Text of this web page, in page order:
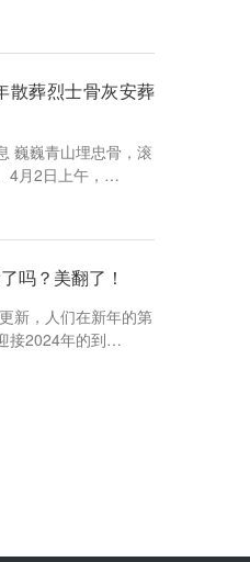
散葬烈士骨灰安葬
巍巍青山埋忠骨，滚
4月2日上午，…
吗？美翻了！
新，人们在新年的第
接2024年的到…